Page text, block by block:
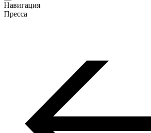
Навигация
Пресса